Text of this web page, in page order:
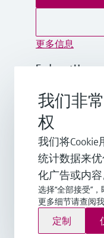
更多信息
+86-21-2403
版本说明
使用
我们非
权
我们将
统计数据来
化广告或内容
选择“全部接受”
更多细节请查阅
定制